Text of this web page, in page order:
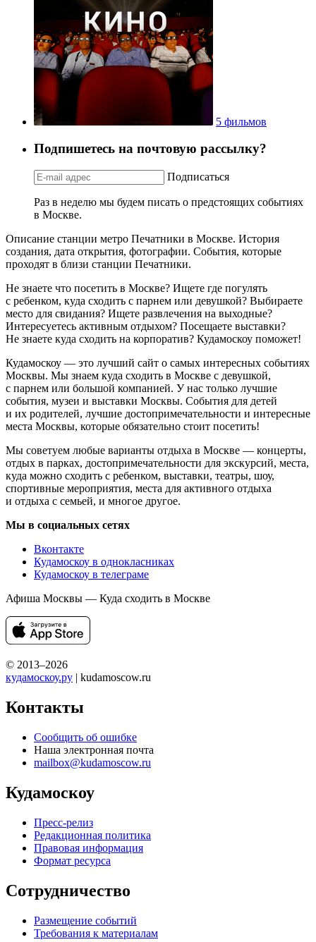
5 фильмов
Подпишетесь на почтовую рассылку?
Подписаться
Раз в неделю мы будем писать о предстоящих событиях
в Москве.
Описание станции метро Печатники в Москве. История
создания, дата открытия, фотографии. События, которые
проходят в близи станции Печатники.
Не знаете что посетить в Москве? Ищете где погулять
с ребенком, куда сходить с парнем или девушкой? Выбираете
место для свидания? Ищете развлечения на выходные?
Интересуетесь активным отдыхом? Посещаете выставки?
Не знаете куда сходить на корпоратив? Кудамоскоу поможет!
Кудамоскоу — это лучший сайт о самых интересных событиях
Москвы. Мы знаем куда сходить в Москве с девушкой,
с парнем или большой компанией. У нас только лучшие
события, музеи и выставки Москвы. События для детей
и их родителей, лучшие достопримечательности и интересные
места Москвы, которые обязательно стоит посетить!
Мы советуем любые варианты отдыха в Москве — концерты,
отдых в парках, достопримечательности для экскурсий, места,
куда можно сходить с ребенком, выставки, театры, шоу,
спортивные мероприятия, места для активного отдыха
и отдыха с семьей, и многое другое.
Мы в социальных сетях
Вконтакте
Кудамоскоу в однокласниках
Кудамоскоу в телеграме
Афиша Москвы — Куда сходить в Москве
© 2013–2026
кудамоскоу.ру | kudamoscow.ru
Контакты
Сообщить об ошибке
Наша электронная почта
mailbox@kudamoscow.ru
Кудамоскоу
Пресс-релиз
Редакционная политика
Правовая информация
Формат ресурса
Сотрудничество
Размещение событий
Требования к материалам